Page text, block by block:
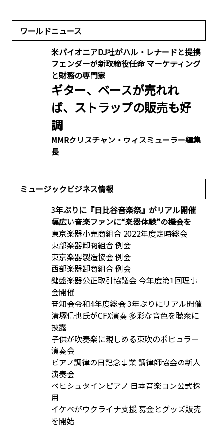
ワールドニュース
米パイオニアDJ社がハル・レナードと提携
フェンダーが新取締役任命 マーケティング
と財務の専門家
ギター、ベースが売れれ
ば、ストラップの販売も好
調
MMRクリスチャン・ウィスミューラー編集
長
ミュージックビジネス情報
3年ぶりに『日比谷音楽祭』がリアル開催
幅広い音楽ファンに“楽器体験”の機会を
東京楽器小売商組合 2022年度定時総会
東部楽器卸商組合 例会
東京楽器製造協会 例会
西部楽器卸商組合 例会
鍵盤楽器公正取引協議会 今年度第1回理事
会開催
音知会令和4年度総会 3年ぶりにリアル開催
清塚信也氏がCFX演奏 多彩な音色を聴衆に
披露
子供が吹奏楽に親しめる東吹のポピュラー
演奏会
ピアノ調律の日記念事業 調律師協会の新人
演奏会
ベヒシュタインピアノ 日本音楽コン公式採
用
イケベがウクライナ支援 募金とグッズ販売
を開始